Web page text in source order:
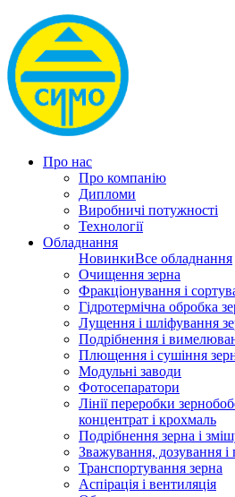
Про нас
Про компанію
Дипломи
Виробничі потужності
Технології
Обладнання
НовинкиВсе обладнання
Очищення зерна
Фракціонування і
Гідротермічна обробка
Лущення і шліфування
Подрібнення і
Плющення і сушіння
Модульні заводи
Фотосепаратори
Лінії переробки
концентрат і крохмаль
Подрібнення зерна і
Зважування, дозування і
Транспортування зерна
Аспірація і вентиляція